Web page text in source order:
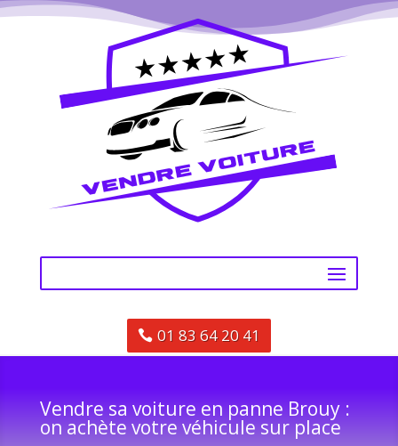
01 83 64 20 41
Vendre sa voiture en panne Brouy :
on achète votre véhicule sur place